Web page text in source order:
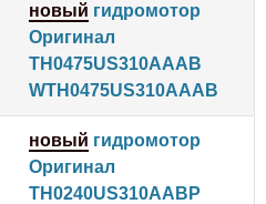
новый гидромотор
Оригинал
TH0475US310AAAB
WTH0475US310AAAB
новый гидромотор
Оригинал
TH0240US310AABP